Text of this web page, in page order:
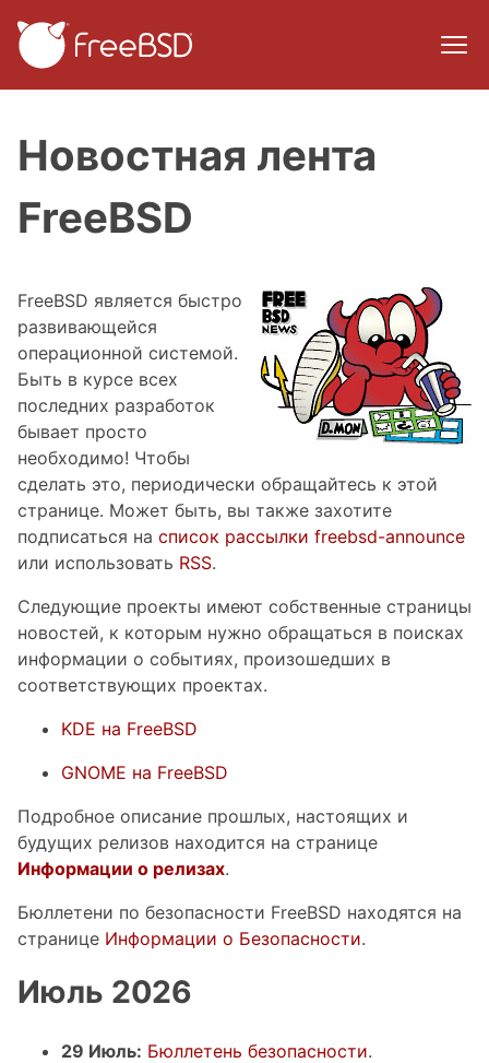
Новостная лента
FreeBSD
FreeBSD является быстро
развивающейся
операционной системой.
Быть в курсе всех
последних разработок
бывает просто
необходимо! Чтобы
сделать это, периодически обращайтесь к этой
странице. Может быть, вы также захотите
подписаться на список рассылки freebsd-announce
или использовать RSS.
Следующие проекты имеют собственные страницы
новостей, к которым нужно обращаться в поисках
информации о событиях, произошедших в
соответствующих проектах.
KDE на FreeBSD
GNOME на FreeBSD
Подробное описание прошлых, настоящих и
будущих релизов находится на странице
Информации о релизах.
Бюллетени по безопасности FreeBSD находятся на
странице Информации о Безопасности.
Июль 2026
29 Июль: Бюллетень безопасности.